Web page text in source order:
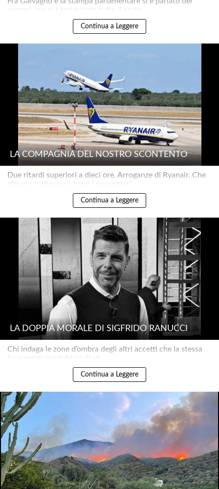
numeri, ma si è tralasciato tutto il resto..
Continua a Leggere
LA COMPAGNIA DEL NOSTRO SCONTENTO
Due ritardi superiori a dieci ore. Arroganze di Ryanair. Che
almeno trattassero bene i passeggeri..
Continua a Leggere
LA DOPPIA MORALE DI SIGFRIDO RANUCCI
Chi indaga le zone d’ombra degli altri accetti che la stessa
luce venga puntata su di sé..
Continua a Leggere